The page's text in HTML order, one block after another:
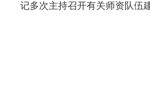
记多次主持召开有关师资队伍